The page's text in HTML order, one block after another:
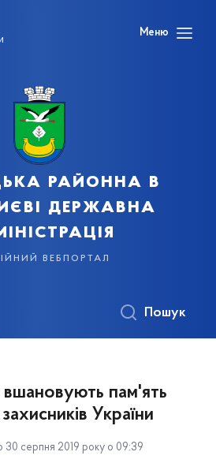
Меню
районна в
державна
вебпортал
Пошук
пам'ять
України
30 серпня 2019 року о 09:39